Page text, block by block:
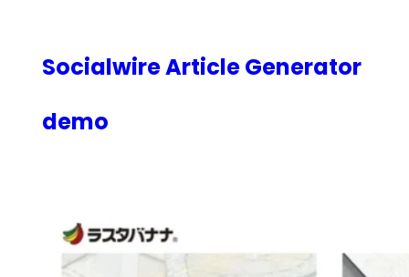
Socialwire Article Generator
demo